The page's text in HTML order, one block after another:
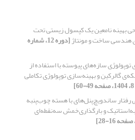
بهینه نامعین یک کپسول زیستی تحت
هندسی ساخت و مونتاژ [دوره 12، شماره
سازه‌های پیوسته با استفاده از
گالرکین و بهینه‌سازی توپولوژی تکاملی
ساندویچ‌پنل‌های با هسته چوب‌پنبه
و بارگذاری‌خمش سه‌نقطه‌ای